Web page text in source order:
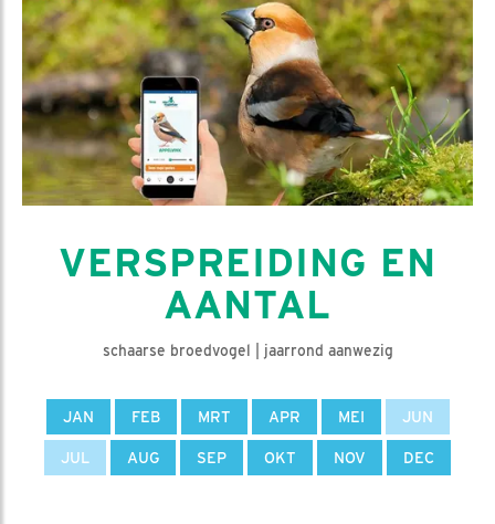
VERSPREIDING EN
AANTAL
schaarse broedvogel | jaarrond aanwezig
JAN FEB MRT APR MEI JUN
JUL AUG SEP OKT NOV DEC